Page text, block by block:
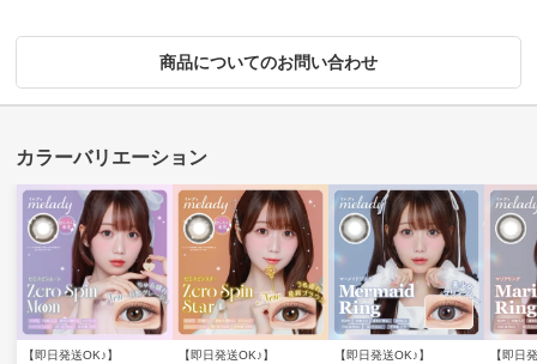
商品についてのお問い合わせ
【即日発送OK♪】
【即日発送OK♪】
【即日発送OK♪】
【即日